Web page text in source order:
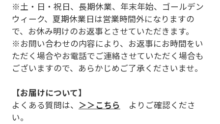
※土・日・祝日、長期休業、年末年始、ゴールデン
ウィーク、夏期休業日は営業時間外になりますの
で、お休み明けのお返事とさせていただきます。
※お問い合わせの内容により、お返事にお時間をい
ただく場合やお電話でご連絡させていただく場合も
ございますので、あらかじめご了承くださいませ。
【お届けについて】
よくある質問は、 ＞＞こちら
よりご確認くださ
い。